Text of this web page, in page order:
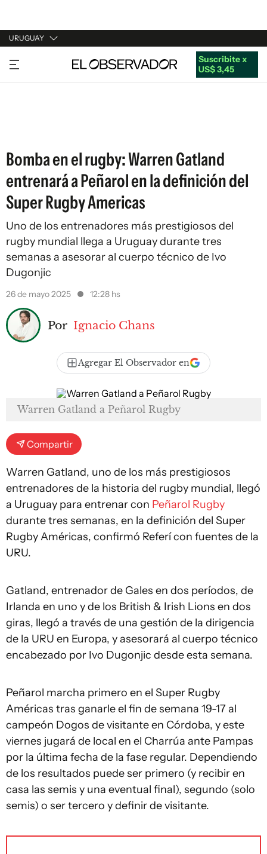
URUGUAY
URUGUAY
ARGENTINA
Suscribite x
US$ 3,45
Bomba en el rugby: Warren Gatland
entrenará a Peñarol en la definición del
Super Rugby Americas
Uno de los entrenadores más prestigiosos del
rugby mundial llega a Uruguay durante tres
semanas a asesorar al cuerpo técnico de Ivo
Dugonjic
26 de mayo 2025 12:28 hs
Por Ignacio Chans
Agregar El Observador en
Warren Gatland a Peñarol Rugby
Compartir
Warren Gatland, uno de los más prestigiosos
entrenadores de la historia del rugby mundial, llegó
a Uruguay para entrenar con Peñarol Rugby
durante tres semanas, en la definición del Super
Rugby Américas, confirmó Referí con fuentes de la
URU.
Gatland, entrenador de Gales en dos períodos, de
Irlanda en uno y de los British & Irish Lions en dos
giras, llegó a través de una gestión de la dirigencia
de la URU en Europa, y asesorará al cuerpo técnico
encabezado por Ivo Dugonjic desde esta semana.
Peñarol marcha primero en el Super Rugby
Américas tras ganarle el fin de semana 19-17 al
campeón Dogos de visitante en Córdoba, y este
viernes jugará de local en el Charrúa ante Pampas
por la última fecha de la fase regular. Dependiendo
de los resultados puede ser primero (y recibir en
casa las semis y una eventual final), segundo (solo
semis) o ser tercero y definir de visitante.